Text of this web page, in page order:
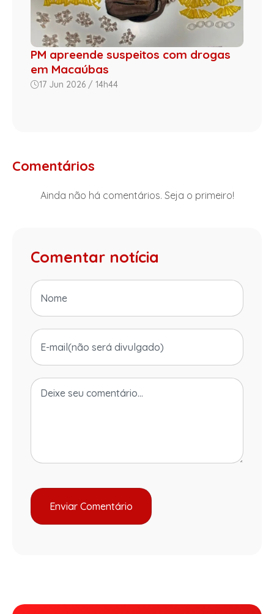
PM apreende suspeitos com drogas
em Macaúbas
17 Jun 2026 / 14h44
Comentários
Ainda não há comentários. Seja o primeiro!
Comentar notícia